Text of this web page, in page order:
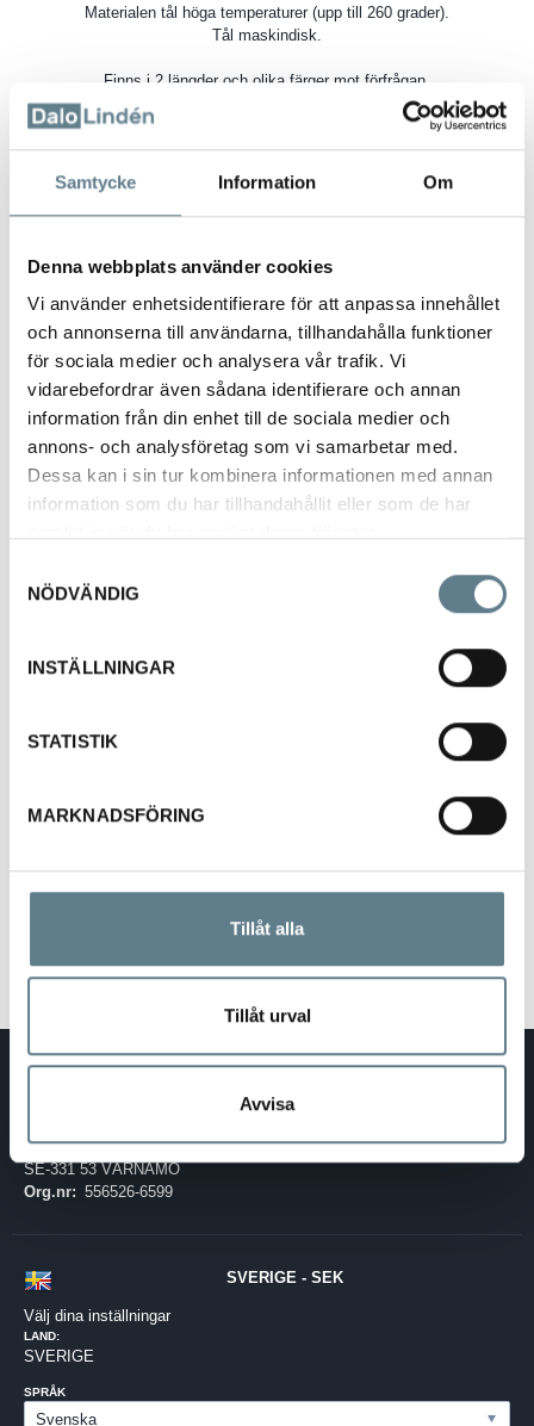
Samtycke Information Om
Denna webbplats använder cookies
Vi använder enhetsidentifierare för att anpassa innehållet
och annonserna till användarna, tillhandahålla funktioner
för sociala medier och analysera vår trafik. Vi
vidarebefordrar även sådana identifierare och annan
information från din enhet till de sociala medier och
annons- och analysföretag som vi samarbetar med.
Dessa kan i sin tur kombinera informationen med annan
information som du har tillhandahållit eller som de har
NÖDVÄNDIG
INSTÄLLNINGAR
STATISTIK
MARKNADSFÖRING
Tillåt alla
Tillåt urval
Avvisa
Materialen tål höga temperaturer (upp till 260 grader).
Tål maskindisk.
Finns i 2 längder och olika färger mot förfrågan.
941070-10
94B1070-10
190mm
svart
285mm
94B1060-10
285mm
Adress: Silkesvägen 27
SE-331 53 VÄRNAMO
Org.nr: 556526-6599
SVERIGE - SEK
Välj dina inställningar
LAND:
SVERIGE
SPRÅK